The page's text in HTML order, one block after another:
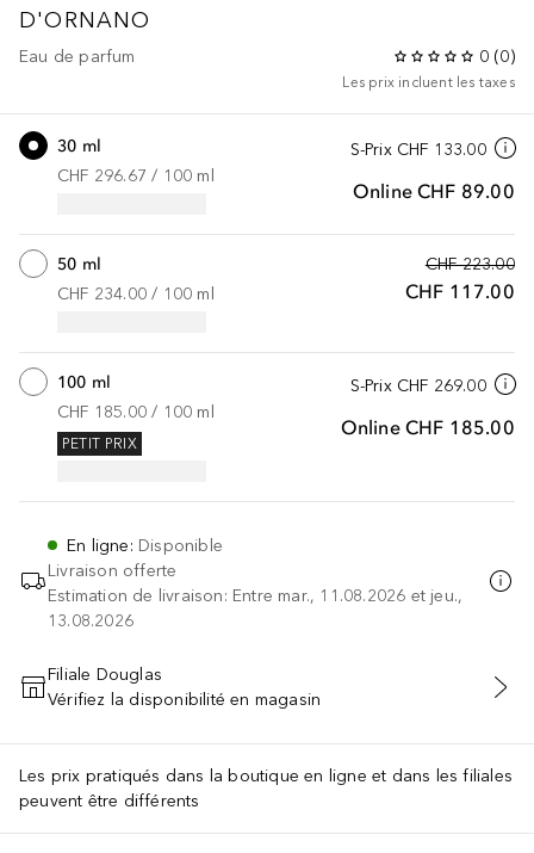
D'ORNANO
Eau de parfum 0 (0)
Les prix incluent les taxes
S-Prix CHF 133.00
Online CHF 89.00
30 ml
CHF 296.67 / 100 ml
CHF 223.00
CHF 117.00
50 ml
CHF 234.00 / 100 ml
S-Prix CHF 269.00
Online CHF 185.00
100 ml
CHF 185.00 / 100 ml
PETIT PRIX
En ligne: Disponible
Livraison offerte
Estimation de livraison: Entre mar., 11.08.2026 et jeu.,
13.08.2026
AJOUTER AU PANIER
Filiale Douglas
Vérifiez la disponibilité en magasin
Les prix pratiqués dans la boutique en ligne et dans les filiales
peuvent être différents